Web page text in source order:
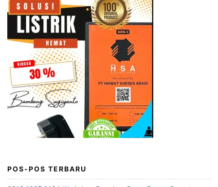
POS-POS TERBARU